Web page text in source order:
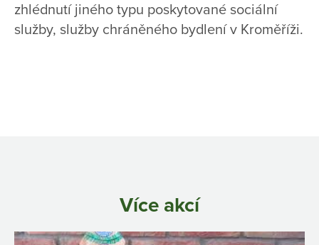
zhlédnutí jiného typu poskytované sociální
služby, služby chráněného bydlení v Kroměříži.
Více akcí